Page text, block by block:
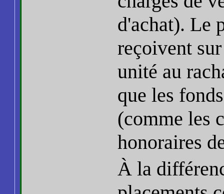
d'achat). Le
reçoivent
unité au
que les
(comme les
honoraires
À la